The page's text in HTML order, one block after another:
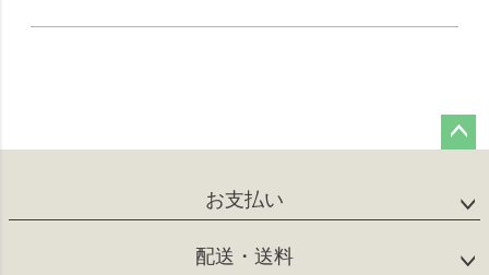
ップ
お支払い
配送・送料